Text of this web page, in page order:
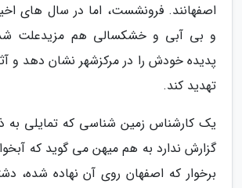
اصفهانند. فرونشست، اما در سال های
و بی آبی و خشکسالی هم مزیدعلت
پدیده خودش را در مرکزشهر نشان دهد و
تهدید کند.
یک کارشناس زمین شناسی که تمایلی به
گزارش ندارد به هم میهن می گوید که
برخوار که اصفهان روی آن نهاده شده،